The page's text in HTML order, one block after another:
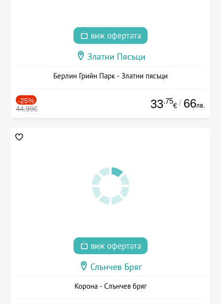
виж офертата
Златни Пясъци
Берлин Грийн Парк - Златни пясъци
-25%
44.99€ 33.75
€ / 66лв.
виж офертата
Слънчев Бряг
Корона - Слънчев бряг